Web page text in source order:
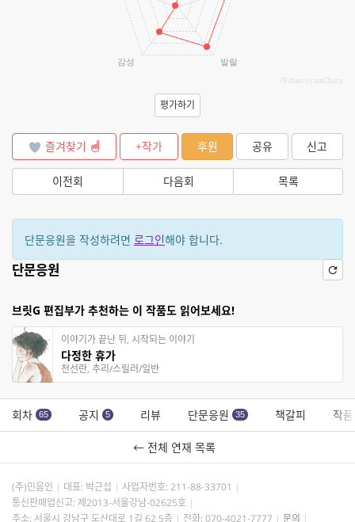
발랄
감성
JS chart by amCharts
평가하기
즐겨찾기 +작가 후원 공유 신고
이전회 다음회 목록
단문응원을 작성하려면 로그인해야 합니다.
단문응원
브릿G 편집부가 추천하는 이 작품도 읽어보세요!
이야기가 끝난 뒤, 시작되는 이야기
다정한 휴가
천선란, 추리/스릴러/일반
회차 65 공지 5 리뷰 단문응원 35 책갈피 작
← 전체 연재 목록
(주)민음인 대표: 박근섭 사업자번호: 211-88-33701
통신판매업신고: 제2013-서울강남-02625호
주소: 서울시 강남구 도산대로 1길 62 5층
전화: 070-4021-7777 문의